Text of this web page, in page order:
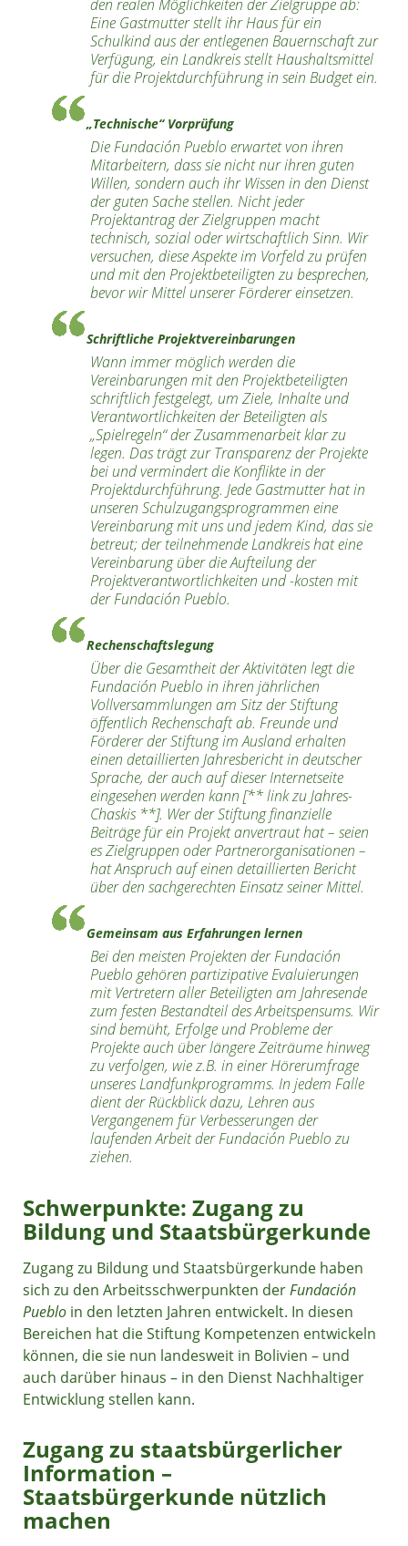
den realen Möglichkeiten der Zielgruppe ab:
Eine Gastmutter stellt ihr Haus für ein
Schulkind aus der entlegenen Bauernschaft zur
Verfügung, ein Landkreis stellt Haushaltsmittel
für die Projektdurchführung in sein Budget ein.
„Technische“ Vorprüfung
Die Fundación Pueblo erwartet von ihren
Mitarbeitern, dass sie nicht nur ihren guten
Willen, sondern auch ihr Wissen in den Dienst
der guten Sache stellen. Nicht jeder
Projektantrag der Zielgruppen macht
technisch, sozial oder wirtschaftlich Sinn. Wir
versuchen, diese Aspekte im Vorfeld zu prüfen
und mit den Projektbeteiligten zu besprechen,
bevor wir Mittel unserer Förderer einsetzen.
Schriftliche Projektvereinbarungen
Wann immer möglich werden die
Vereinbarungen mit den Projektbeteiligten
schriftlich festgelegt, um Ziele, Inhalte und
Verantwortlichkeiten der Beteiligten als
„Spielregeln“ der Zusammenarbeit klar zu
legen. Das trägt zur Transparenz der Projekte
bei und vermindert die Konflikte in der
Projektdurchführung. Jede Gastmutter hat in
unseren Schulzugangsprogrammen eine
Vereinbarung mit uns und jedem Kind, das sie
betreut; der teilnehmende Landkreis hat eine
Vereinbarung über die Aufteilung der
Projektverantwortlichkeiten und -kosten mit
derFundación Pueblo.
Rechenschaftslegung
Über die Gesamtheit der Aktivitäten legt die
Fundación Pueblo in ihren jährlichen
Vollversammlungen am Sitz der Stiftung
öffentlich Rechenschaft ab. Freunde und
Förderer der Stiftung im Ausland erhalten
einen detaillierten Jahresbericht in deutscher
Sprache, der auch auf dieser Internetseite
eingesehen werden kann [** link zu Jahres-
Chaskis **]. Wer der Stiftung finanzielle
Beiträge für ein Projekt anvertraut hat – seien
es Zielgruppen oder Partnerorganisationen –
hat Anspruch auf einen detaillierten Bericht
über den sachgerechten Einsatz seiner Mittel.
Gemeinsam aus Erfahrungen lernen
Bei den meisten Projekten derFundación
Pueblo gehören partizipative Evaluierungen
mit Vertretern aller Beteiligten am Jahresende
zum festen Bestandteil des Arbeitspensums. Wir
sind bemüht, Erfolge und Probleme der
Projekte auch über längere Zeiträume hinweg
zu verfolgen, wie z.B. in einer Hörerumfrage
unseres Landfunkprogramms. In jedem Falle
dient der Rückblick dazu, Lehren aus
Vergangenem für Verbesserungen der
laufenden Arbeit derFundación Pueblo zu
ziehen.
Schwerpunkte: Zugang zu
Bildung und Staatsbürgerkunde
Zugang zu Bildung und Staatsbürgerkunde haben
sich zu den Arbeitsschwerpunkten derFundación
Pueblo in den letzten Jahren entwickelt. In diesen
Bereichen hat die Stiftung Kompetenzen entwickeln
können, die sie nun landesweit in Bolivien – und
auch darüber hinaus – in den Dienst Nachhaltiger
Entwicklung stellen kann.
Zugang zu staatsbürgerlicher
Information –
Staatsbürgerkunde nützlich
machen